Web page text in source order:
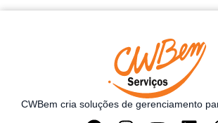
CWBem cria soluções de gerenciamento